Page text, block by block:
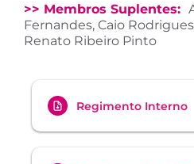
>> Membros Suplentes:
Fernandes, Caio
Renato Ribeiro Pinto
Regimento Interno